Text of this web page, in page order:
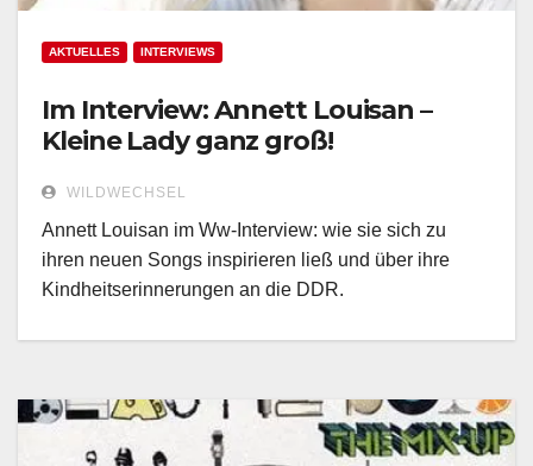
AKTUELLES INTERVIEWS
Im Interview: Annett Louisan –
Kleine Lady ganz groß!
WILDWECHSEL
Annett Louisan im Ww-Interview: wie sie sich zu
ihren neuen Songs inspirieren ließ und über ihre
Kindheitserinnerungen an die DDR.